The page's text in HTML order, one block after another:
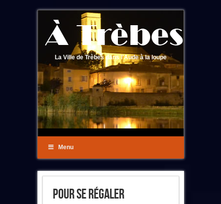
La Ville de Trèbes dans l'Aude à la loupe
Menu
Pour Se Régaler